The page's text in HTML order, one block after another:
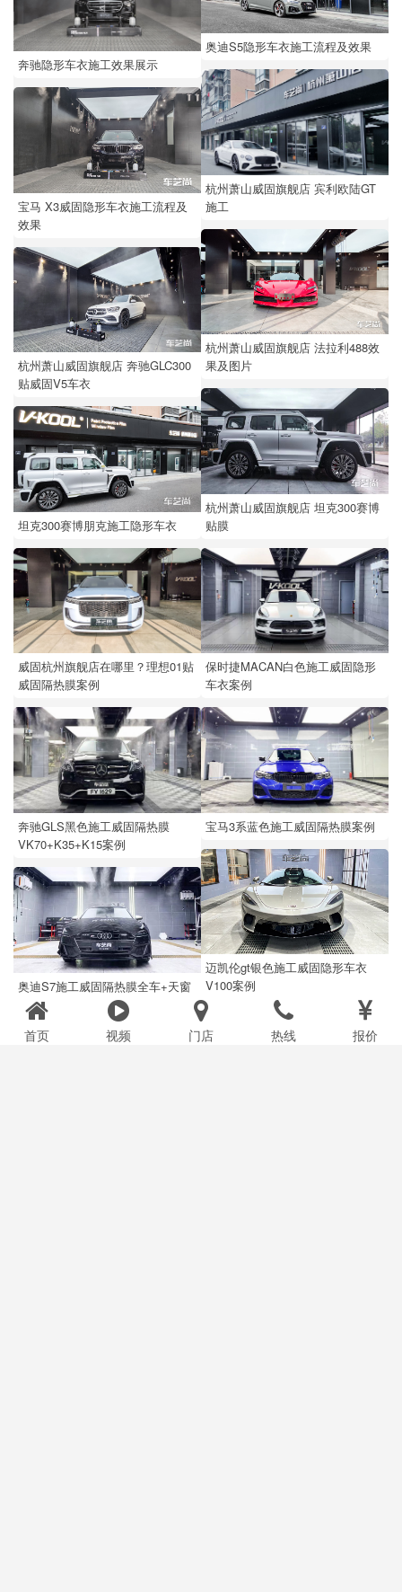
奔驰隐形车衣施工效果展示
宝马 X3威固隐形车衣施工流程及
效果
杭州萧山威固旗舰店 奔驰GLC300
贴威固V5车衣
坦克300赛博朋克施工隐形车衣
威固杭州旗舰店在哪里？理想01贴
威固隔热膜案例
奔驰GLS黑色施工威固隔热膜
VK70+K35+K15案例
奥迪S7施工威固隔热膜全车+天窗
案例展示
奥迪S5隐形车衣施工流程及效果
杭州萧山威固旗舰店 宾利欧陆GT
施工
杭州萧山威固旗舰店 法拉利488效
果及图片
杭州萧山威固旗舰店 坦克300赛博
贴膜
保时捷MACAN白色施工威固隐形
车衣案例
宝马3系蓝色施工威固隔热膜案例
迈凯伦gt银色施工威固隐形车衣
V100案例
首页 视频 门店 热线 报价